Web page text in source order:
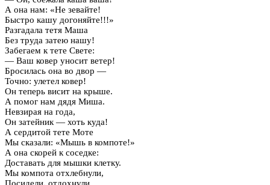
А она нам: «Не зевайте!
Быстро кашу догоняйте!!!»
Разгадала тетя Маша
Без труда затею нашу!
Забегаем к тете Свете:
— Ваш ковер уносит ветер!
Бросилась она во двор —
Точно: улетел ковер!
Он теперь висит на крыше.
А помог нам дядя Миша.
Невзирая на года,
Он затейник — хоть куда!
А сердитой тете Моте
Мы сказали: «Мышь в компоте!»
А она скорей к соседке:
Доставать для мышки клетку.
Мы компота отхлебнули,